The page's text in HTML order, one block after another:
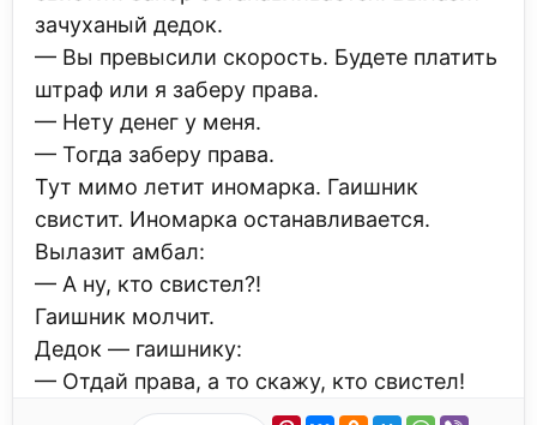
зачуханый дедок.
— Вы превысили скорость. Будете платить
штраф или я заберу права.
— Нету денег у меня.
— Тогда заберу права.
Тут мимо летит иномарка. Гаишник
свистит. Иномарка останавливается.
Вылазит амбал:
— А ну, кто свистел?!
Гаишник молчит.
Дедок — гаишнику:
— Отдай права, а то скажу, кто свистел!